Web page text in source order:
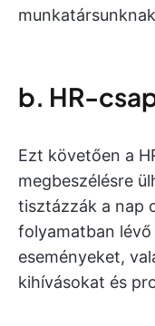
b. HR-
Ezt követően a
megbeszélésre
tisztázzák a nap
folyamatban
eseményeket,
kihívásokat és